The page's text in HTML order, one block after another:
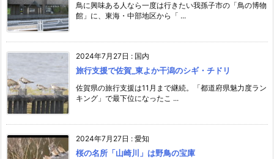
鳥に興味ある人なら一度は行きたい我孫子市の「鳥の博物
館」に、東海・中部地区から「 ...
2024年7月27日 : 国内
旅行支援で佐賀_東よか干潟のシギ・チドリ
佐賀県の旅行支援は11月まで継続。「都道府県魅力度ラン
キング」で最下位になったこ ...
2024年7月27日 : 愛知
桜の名所「山崎川」は野鳥の宝庫